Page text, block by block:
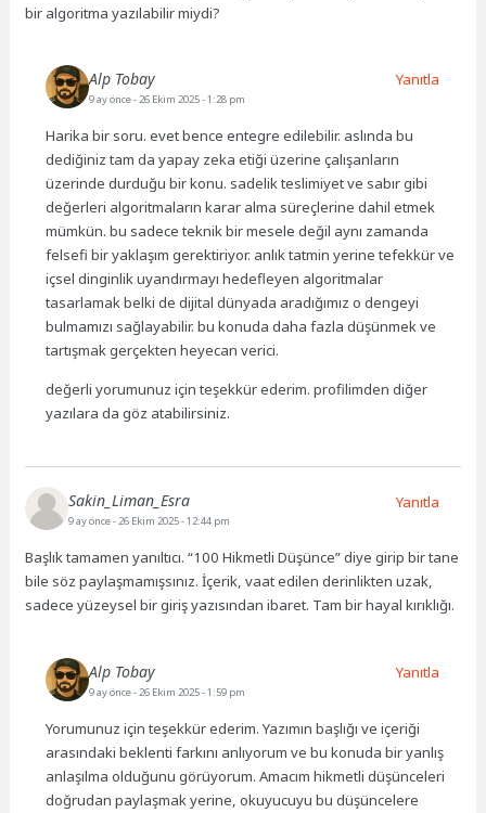
bir algoritma yazılabilir miydi?
Alp Tobay
9 ay önce- 26 Ekim 2025 - 1:28 pm
Harika bir soru. evet bence entegre edilebilir. aslında bu
dediğiniz tam da yapay zeka etiği üzerine çalışanların
üzerinde durduğu bir konu. sadelik teslimiyet ve sabır gibi
değerleri algoritmaların karar alma süreçlerine dahil etmek
mümkün. bu sadece teknik bir mesele değil aynı zamanda
felsefi bir yaklaşım gerektiriyor. anlık tatmin yerine tefekkür ve
içsel dinginlik uyandırmayı hedefleyen algoritmalar
tasarlamak belki de dijital dünyada aradığımız o dengeyi
bulmamızı sağlayabilir. bu konuda daha fazla düşünmek ve
tartışmak gerçekten heyecan verici.
değerli yorumunuz için teşekkür ederim. profilimden diğer
yazılara da göz atabilirsiniz.
Yanıtla
Sakin_Liman_Esra
9 ay önce- 26 Ekim 2025 - 12:44 pm
Başlık tamamen yanıltıcı. “100 Hikmetli Düşünce” diye girip bir tane
bile söz paylaşmamışsınız. İçerik, vaat edilen derinlikten uzak,
sadece yüzeysel bir giriş yazısından ibaret. Tam bir hayal kırıklığı.
Yanıtla
Alp Tobay
9 ay önce- 26 Ekim 2025 - 1:59 pm
Yorumunuz için teşekkür ederim. Yazımın başlığı ve içeriği
arasındaki beklenti farkını anlıyorum ve bu konuda bir yanlış
anlaşılma olduğunu görüyorum. Amacım hikmetli düşünceleri
doğrudan paylaşmak yerine, okuyucuyu bu düşüncelere
Yanıtla